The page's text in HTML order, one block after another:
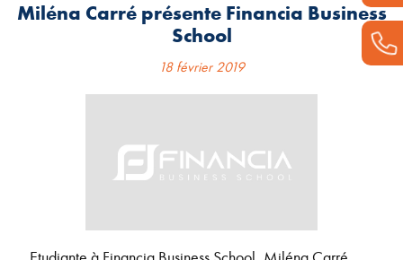
Miléna Carré présente Financia Business
School
18 février 2019